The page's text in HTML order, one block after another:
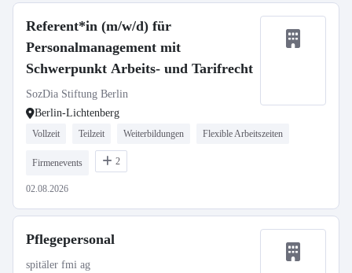
Referent*in (m/w/d) für
Personalmanagement mit
Schwerpunkt Arbeits- und Tarifrecht
SozDia Stiftung Berlin
Berlin-Lichtenberg
Vollzeit Teilzeit Weiterbildungen Flexible Arbeitszeiten
Firmenevents 2
02.08.2026
Pflegepersonal
spitäler fmi ag